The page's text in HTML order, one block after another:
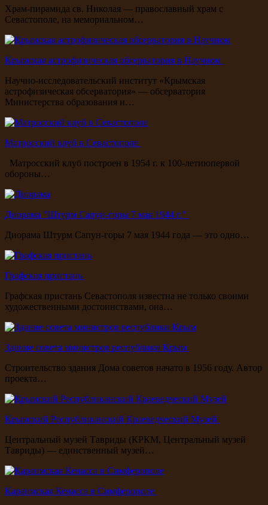
Храм-пирамида св. Николая — православный храм с
Севастополе, на мемориальном…
Крымская астрофизическая обсерватория в Научном
Научно-исследовательский институт «Крымская
астрофизическая обсерватория» — обсерватория
Министерства образования и…
Матросский клуб в Севастополе
Матросский клуб построен в 1954 г. к 100-летиюпервой
обороны…
Диорама "Штурм Сапун-горы 7 мая 1944 г."
Диорама Штурм Сапун-горы 7 мая 1944 года — это одно…
Графская пристань
Графская пристань Севастополя известна не только своими
художественными достоинствами, она…
Здание совета министров республики Крым
Строительство здания Дома советов начато в 1956 году. Автор
проекта…
Крымский Республиканский Краеведческий Музей
Центральный музей Тавриды (КРКМ, Центральный музей
Тавриды) — единственный музей…
Караимская Кенасса в Симферополе